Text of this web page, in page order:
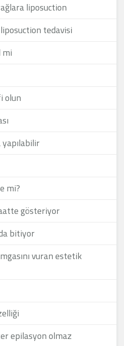
liposuction
tedavisi
mi
olun
mi?
gösteriyor
bitiyor
vuran estetik
epilasyon olmaz